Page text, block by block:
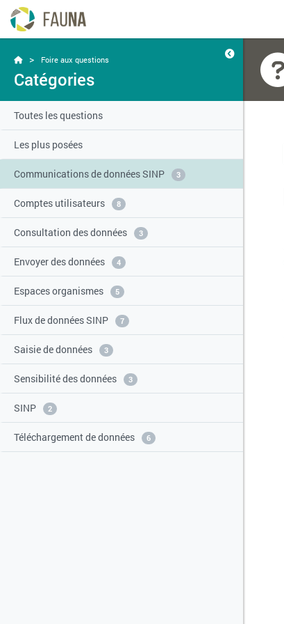
> Foire aux questions
Catégories
Toutes les questions
Les plus posées
Communications de données SINP 3
Comptes utilisateurs 8
Consultation des données 3
Envoyer des données 4
Espaces organismes 5
Flux de données SINP 7
Saisie de données 3
Sensibilité des données 3
SINP 2
Téléchargement de données 6